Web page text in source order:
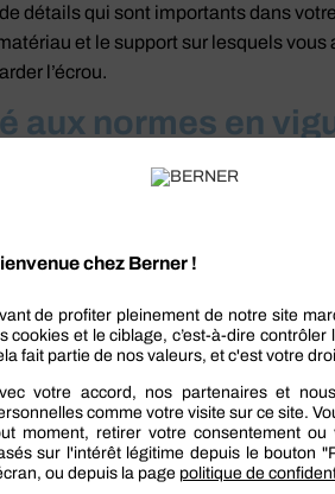
détails qui sont importants dans
et le support sur lesquels vous
l’écrou.
aux normes en
ligne : la certification. Sont-ils
gênant pour vos travaux ? Par
notamment à des raccordements en
corps.
de vous renseigner en
en remplissant un formulaire en ligne.